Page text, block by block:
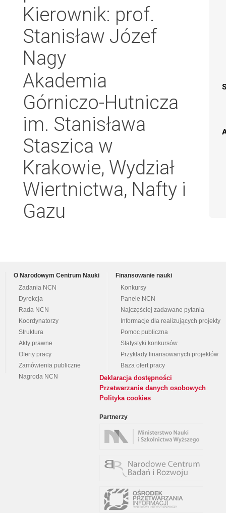
Kierownik: prof.
Stanisław Józef
Nagy
Akademia
Górniczo-Hutnicza
im. Stanisława
Staszica w
Krakowie, Wydział
Wiertnictwa, Nafty i
Gazu
O Narodowym Centrum Nauki
Zadania NCN
Dyrekcja
Rada NCN
Koordynatorzy
Struktura
Akty prawne
Oferty pracy
Zamówienia publiczne
Nagroda NCN
Finansowanie nauki
Konkursy
Panele NCN
Najczęściej zadawane pytania
Informacje dla realizujących projekty
Pomoc publiczna
Statystyki konkursów
Przykłady finansowanych projektów
Baza ofert pracy
Deklaracja dostępności
Przetwarzanie danych osobowych
Polityka cookies
Partnerzy